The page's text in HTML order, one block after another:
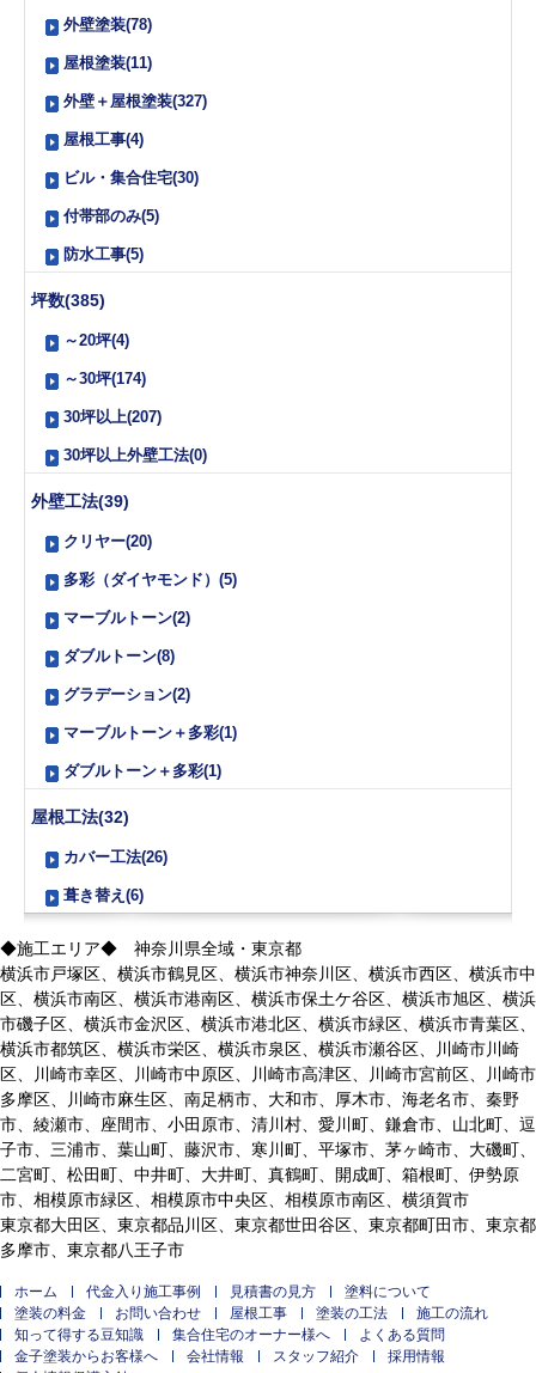
外壁塗装(78)
屋根塗装(11)
外壁＋屋根塗装(327)
屋根工事(4)
ビル・集合住宅(30)
付帯部のみ(5)
防水工事(5)
坪数(385)
～20坪(4)
～30坪(174)
30坪以上(207)
30坪以上外壁工法(0)
外壁工法(39)
クリヤー(20)
多彩（ダイヤモンド）(5)
マーブルトーン(2)
ダブルトーン(8)
グラデーション(2)
マーブルトーン＋多彩(1)
ダブルトーン＋多彩(1)
屋根工法(32)
カバー工法(26)
葺き替え(6)
◆施工エリア◆ 神奈川県全域・東京都
横浜市戸塚区、横浜市鶴見区、横浜市神奈川区、横浜市西区、横浜市中
区、横浜市南区、横浜市港南区、横浜市保土ケ谷区、横浜市旭区、横浜
市磯子区、横浜市金沢区、横浜市港北区、横浜市緑区、横浜市青葉区、
横浜市都筑区、横浜市栄区、横浜市泉区、横浜市瀬谷区、川崎市川崎
区、川崎市幸区、川崎市中原区、川崎市高津区、川崎市宮前区、川崎市
多摩区、川崎市麻生区、南足柄市、大和市、厚木市、海老名市、秦野
市、綾瀬市、座間市、小田原市、清川村、愛川町、鎌倉市、山北町、逗
子市、三浦市、葉山町、藤沢市、寒川町、平塚市、茅ヶ崎市、大磯町、
二宮町、松田町、中井町、大井町、真鶴町、開成町、箱根町、伊勢原
市、相模原市緑区、相模原市中央区、相模原市南区、横須賀市
東京都大田区、東京都品川区、東京都世田谷区、東京都町田市、東京都
多摩市、東京都八王子市
ホーム 代金入り施工事例 見積書の見方
塗料について
塗装の料金
お問い合わせ 屋根工事 塗装の工法
施工の流れ
知って得する豆知識
集合住宅のオーナー様へ
よくある質問
金子塗装からお客様へ
会社情報 スタッフ紹介
採用情報